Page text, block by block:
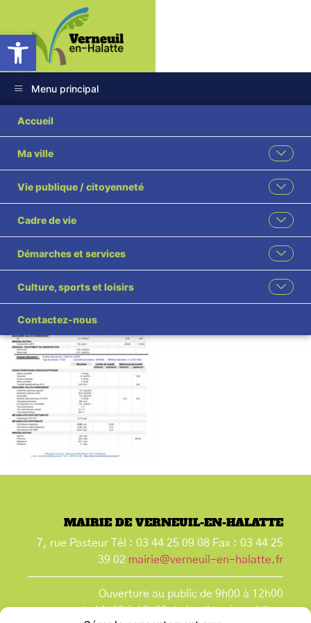
Ouvrir la barre d’outils
Menu principal
Accueil
Ma ville
Vie publique / citoyenneté
Cadre de vie
Démarches et services
Culture, sports et loisirs
Contactez-nous
Bulletin analyses
eaux prélèvement 25
09 2024 Mont La
Ville
MAIRIE DE VERNEUIL-EN-HALATTE
7, rue Pasteur Tél : 03 44 25 09 08 Fax : 03 44 25
39 02 mairie@verneuil-en-halatte.fr
Ouverture au public de 9h00 à 12h00
et de 14h00 à 18h00 du lundi après-midi au